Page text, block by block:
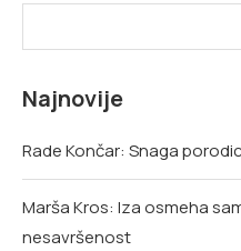
Najnovije
Rade Končar: Snaga
Marša Kros: Iza osmeha
nesavršenost